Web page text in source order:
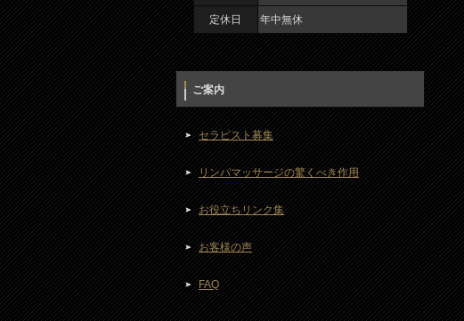
定休日 年中無休
ご案内
セラピスト募集
リンパマッサージの驚くべき作用
お役立ちリンク集
お客様の声
FAQ